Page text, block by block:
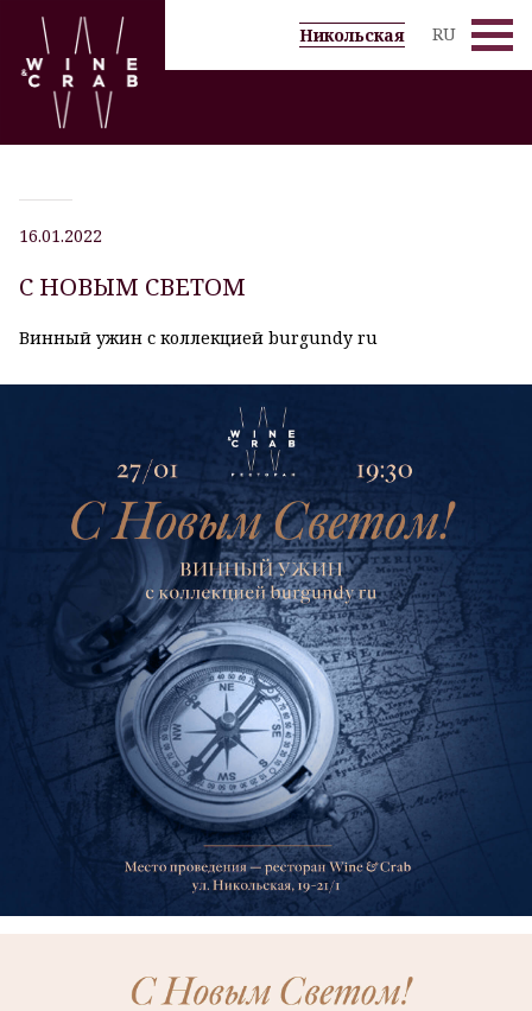
Grassl Glass
Спецпредложения
Контакты
+7 (495) 621-73-29
+7 (495) 621-53-29
Заказать столик
RU
Никольская
16.01.2022
С НОВЫМ СВЕТОМ
Винный ужин с коллекцией burgundy ru